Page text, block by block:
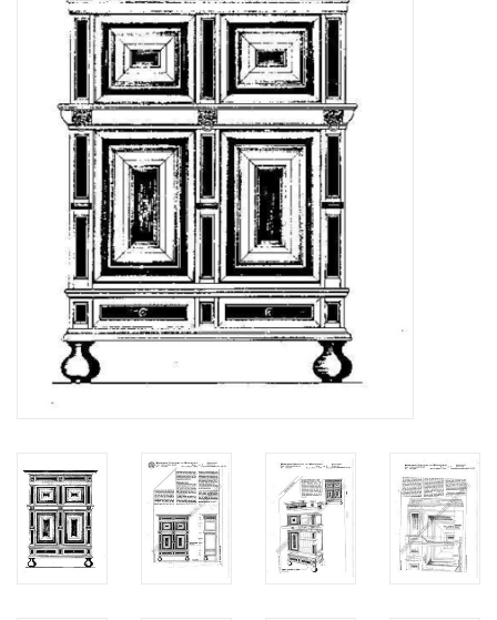
Zeitschriften
Neue Zeichnungen
NEUE ZEITSCHRIFTEN
ABONNEMENT DER
MODELLBAUER
Baubeschreibungen